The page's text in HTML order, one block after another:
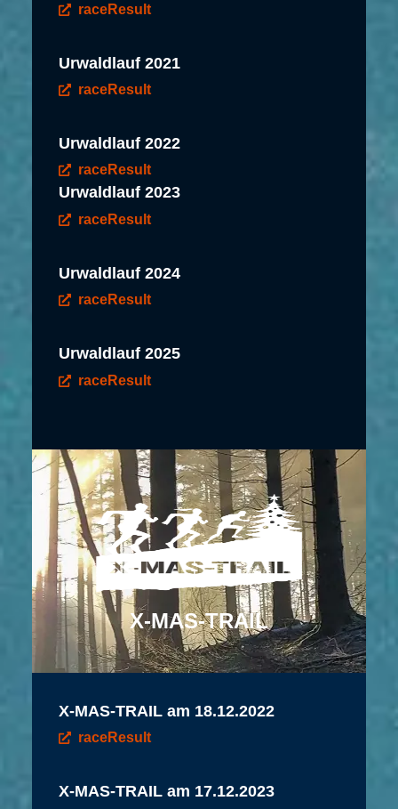
raceResult
Urwaldlauf 2021
raceResult
Urwaldlauf 2022
raceResult
Urwaldlauf 2023
raceResult
Urwaldlauf 2024
raceResult
Urwaldlauf 2025
raceResult
X-MAS-TRAIL
X-MAS-TRAIL am 18.12.2022
raceResult
X-MAS-TRAIL am 17.12.2023